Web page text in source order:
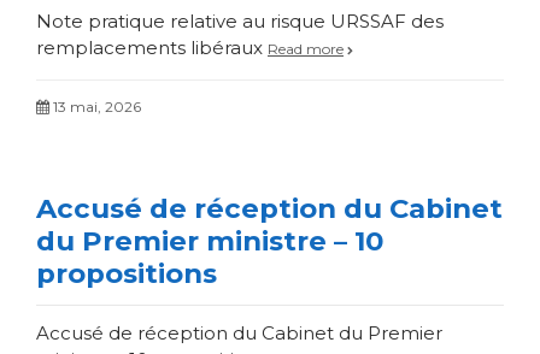
Note pratique relative au risque URSSAF des
remplacements libéraux Read more
13 mai, 2026
Accusé de réception du Cabinet
du Premier ministre – 10
propositions
Accusé de réception du Cabinet du Premier